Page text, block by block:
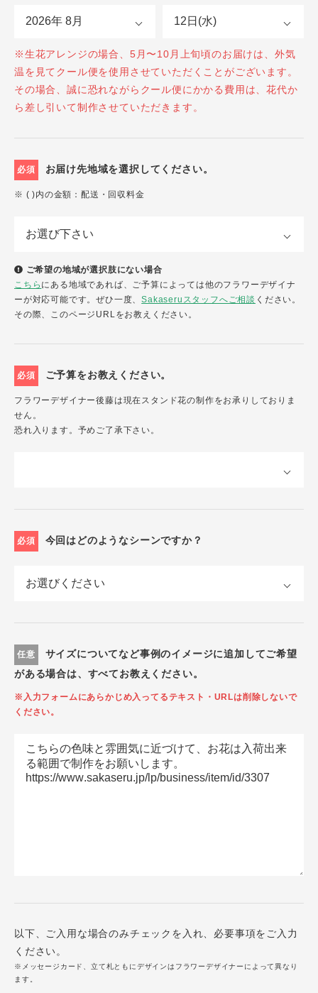
※生花アレンジの場合、5月〜10月上旬頃のお届けは、外気
温を見てクール便を使用させていただくことがございます。
その場合、誠に恐れながらクール便にかかる費用は、花代か
ら差し引いて制作させていただきます。
必須 お届け先地域を選択してください。
※ ( )内の金額：配送・回収料金
ご希望の地域が選択肢にない場合
こちら にある地域であれば、ご予算によっては他のフラワーデザイナ
ーが対応可能です。ぜひ一度、Sakaseruスタッフへご相談 ください。
その際、このページURLをお教えください。
必須 ご予算をお教えください。
フラワーデザイナー後藤は現在スタンド花の制作をお承りしておりま
せん。
恐れ入ります。予めご了承下さい。
必須 今回はどのようなシーンですか？
任意
サイズについてなど事例のイメージに追加してご希望
がある場合は、すべてお教えください。
※入力フォームにあらかじめ入ってるテキスト・URLは削除しないで
ください。
以下、ご入用な場合のみチェックを入れ、必要事項をご入力
ください。
※メッセージカード、立て札ともにデザインはフラワーデザイナーによって異なり
ます。